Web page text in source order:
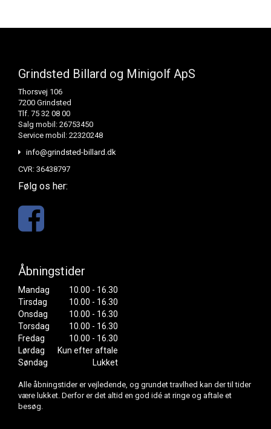
Grindsted Billard og Minigolf ApS
Thorsvej 106
7200 Grindsted
Tlf. 75 32 08 00
Salg mobil: 26753450
Service mobil: 22320248
info@grindsted-billard.dk
CVR: 36438797
Følg os her:
Åbningstider
Mandag
10.00 - 16.30
Tirsdag
10.00 - 16.30
Onsdag
10.00 - 16.30
Torsdag
10.00 - 16.30
Fredag
10.00 - 16.30
Lørdag
Kun efter aftale
Søndag
Lukket
Alle åbningstider er vejledende, og grundet travlhed kan der til tider
være lukket. Derfor er det altid en god idé at ringe og aftale et
besøg.